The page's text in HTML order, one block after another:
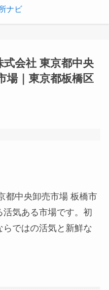
式会社 東京都中央
場｜東京都板橋区
都中央卸売市場 板橋市
気ある市場です。初
ではの活気と新鮮な